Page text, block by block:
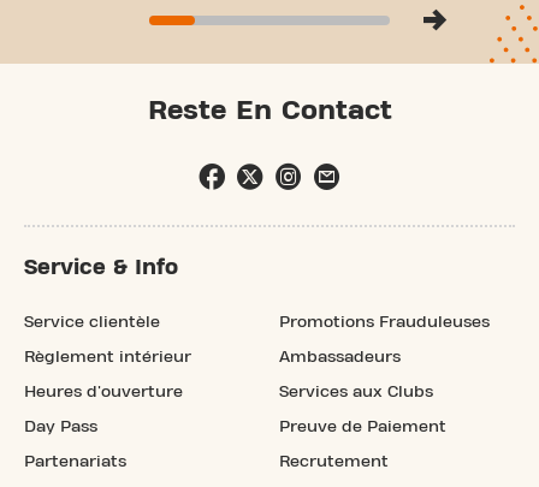
Reste En Contact
Service & Info
Service clientèle
Règlement intérieur
Heures d'ouverture
Day Pass
Partenariats
Promotions Frauduleuses
Ambassadeurs
Services aux Clubs
Preuve de Paiement
Recrutement